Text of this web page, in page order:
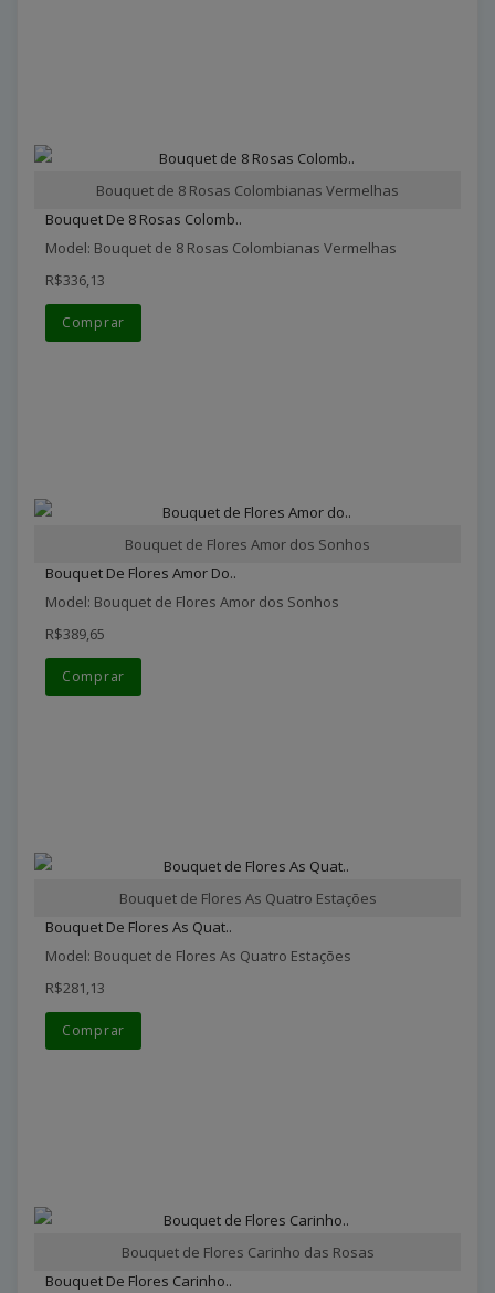
Bouquet de 8 Rosas Colombianas Vermelhas
Bouquet De 8 Rosas Colomb..
Model: Bouquet de 8 Rosas Colombianas Vermelhas
R$336,13
Comprar
Bouquet de Flores Amor dos Sonhos
Bouquet De Flores Amor Do..
Model: Bouquet de Flores Amor dos Sonhos
R$389,65
Comprar
Bouquet de Flores As Quatro Estações
Bouquet De Flores As Quat..
Model: Bouquet de Flores As Quatro Estações
R$281,13
Comprar
Bouquet de Flores Carinho das Rosas
Bouquet De Flores Carinho..